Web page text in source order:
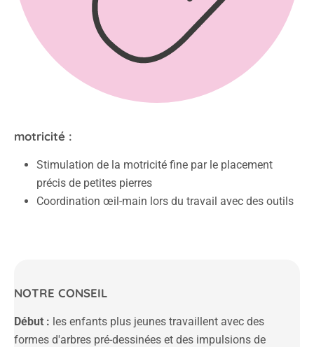
motricité :
Stimulation de la motricité fine par le placement
précis de petites pierres
Coordination œil-main lors du travail avec des outils
NOTRE CONSEIL
Début : les enfants plus jeunes travaillent avec des
formes d'arbres pré-dessinées et des impulsions de